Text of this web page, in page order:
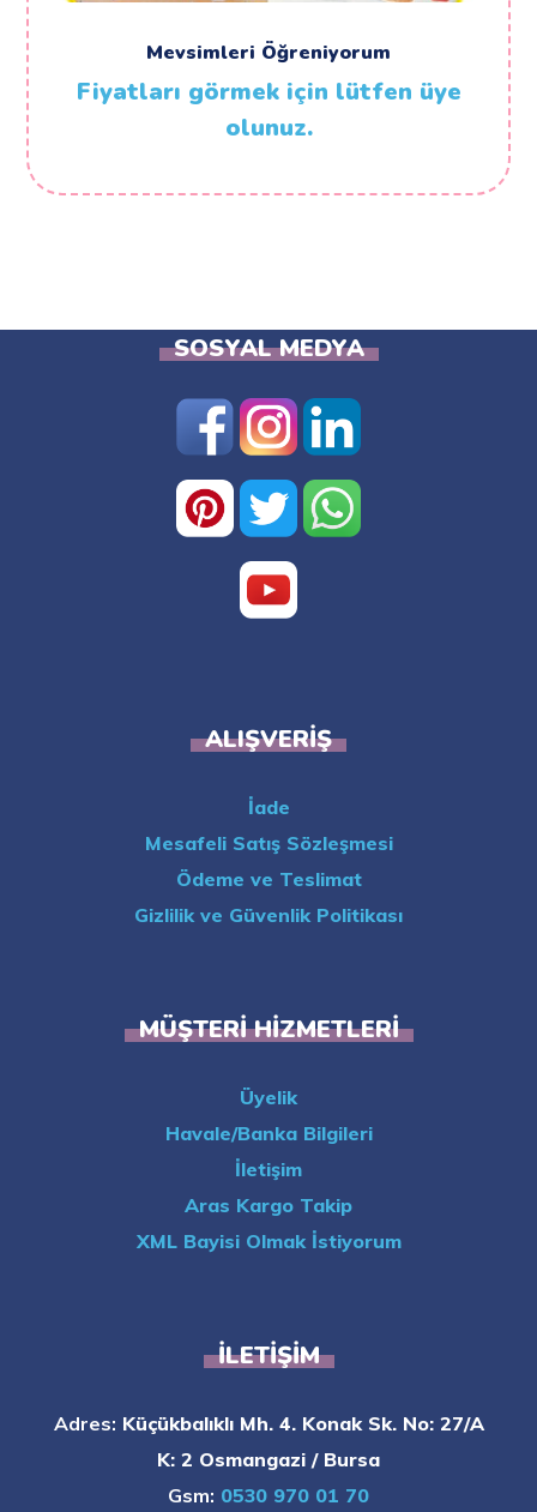
Mevsimleri Öğreniyorum
Fiyatları görmek için lütfen üye
olunuz.
SOSYAL MEDYA
ALIŞVERIŞ
İade
Mesafeli Satış Sözleşmesi
Ödeme ve Teslimat
Gizlilik ve Güvenlik Politikası
MÜŞTERI HIZMETLERI
Üyelik
Havale/Banka Bilgileri
İletişim
Aras Kargo Takip
XML Bayisi Olmak İstiyorum
İLETIŞIM
Adres: Küçükbalıklı Mh. 4. Konak Sk. No: 27/A
K: 2 Osmangazi / Bursa
Gsm: 0530 970 01 70